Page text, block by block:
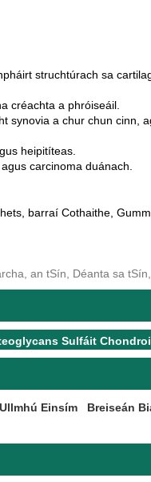
struchtúrach sa
créachta a phróiseáil.
synovia a chur chun cinn,
heipitíteas.
carcinoma duánach.
barraí Cothaithe,
an tSín, Déanta sa
Sulfáit
Ullmhú Einsím
Breiseán